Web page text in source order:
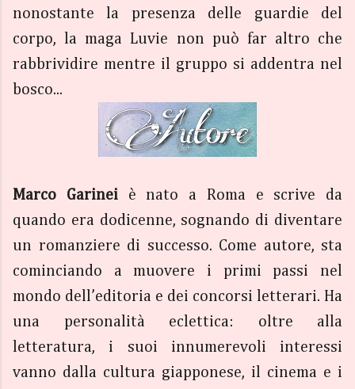
nonostante la presenza delle guardie del
corpo, la maga Luvie non può far altro che
rabbrividire mentre il gruppo si addentra nel
bosco...
Marco Garinei è nato a Roma e scrive da
quando era dodicenne, sognando di diventare
un romanziere di successo. Come autore, sta
cominciando a muovere i primi passi nel
mondo dell’editoria e dei concorsi letterari. Ha
una personalità eclettica: oltre alla
letteratura, i suoi innumerevoli interessi
vanno dalla cultura giapponese, il cinema e i